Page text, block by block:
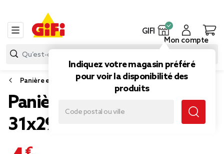
GIFI
Indiquez votre magasin préféré
pour voir la disponibilité des
produits
Mon compte
Panière et boîte de rangement
Panière Box Cube
31x29x31cm sequin noir
4,99 €